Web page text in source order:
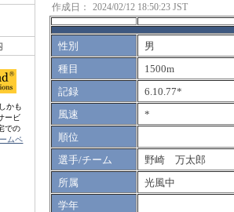
かも
ービ
での
ムペ
作成日： 2024/02/12 18:50:23 JST
性別
男
種目
1500m
記録
6.10.77*
風速
*
順位
選手/チーム
野崎 万太郎
所属
光風中
学年